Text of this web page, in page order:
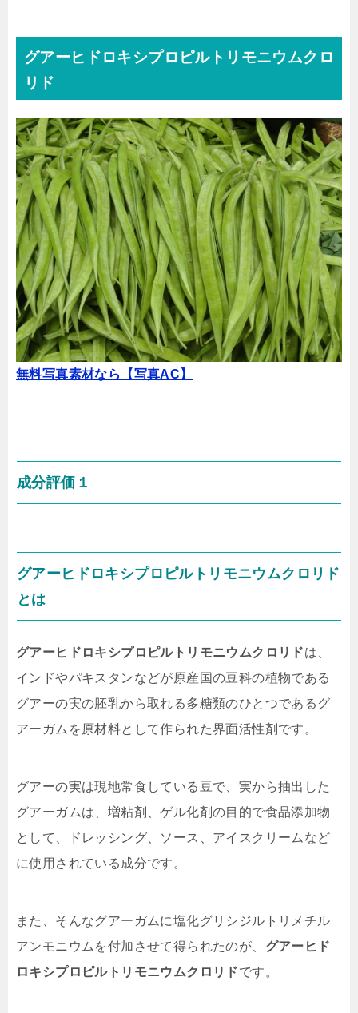
グアーヒドロキシプロピルトリモニウムクロ
リド
無料写真素材なら【写真AC】
成分評価１
グアーヒドロキシプロピルトリモニウムクロリド
とは
グアーヒドロキシプロピルトリモニウムクロリドは、
インドやパキスタンなどが原産国の豆科の植物である
グアーの実の胚乳から取れる多糖類のひとつであるグ
アーガムを原材料として作られた界面活性剤です。
グアーの実は現地常食している豆で、実から抽出した
グアーガムは、増粘剤、ゲル化剤の目的で食品添加物
として、ドレッシング、ソース、アイスクリームなど
に使用されている成分です。
また、そんなグアーガムに塩化グリシジルトリメチル
アンモニウムを付加させて得られたのが、 グアーヒド
ロキシプロピルトリモニウムクロリドです。